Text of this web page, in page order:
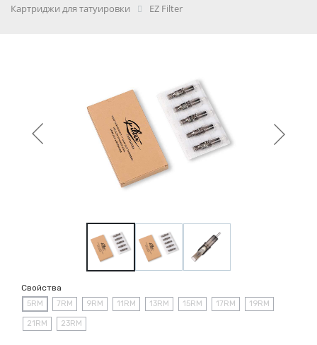
Картриджи для татуировки
EZ Filter
Свойства
5RM 7RM 9RM 11RM 13RM 15RM 17RM 19RM
21RM 23RM